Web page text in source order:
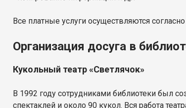
Все платные услуги осуществляются согласно
Организация досуга в
Кукольный театр «Светлячок»
В 1992 году сотрудниками библиотеки был
спектаклей и около 90 кукол. Вся работа